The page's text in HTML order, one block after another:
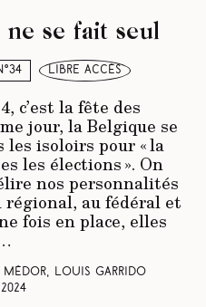
libre accès
ne se fait seul
c’est la fête des
jour, la Belgique se
les isoloirs pour « la
les élections ». On
nos personnalités
au fédéral et
fois en place, elles
Médor, Louis Garrido